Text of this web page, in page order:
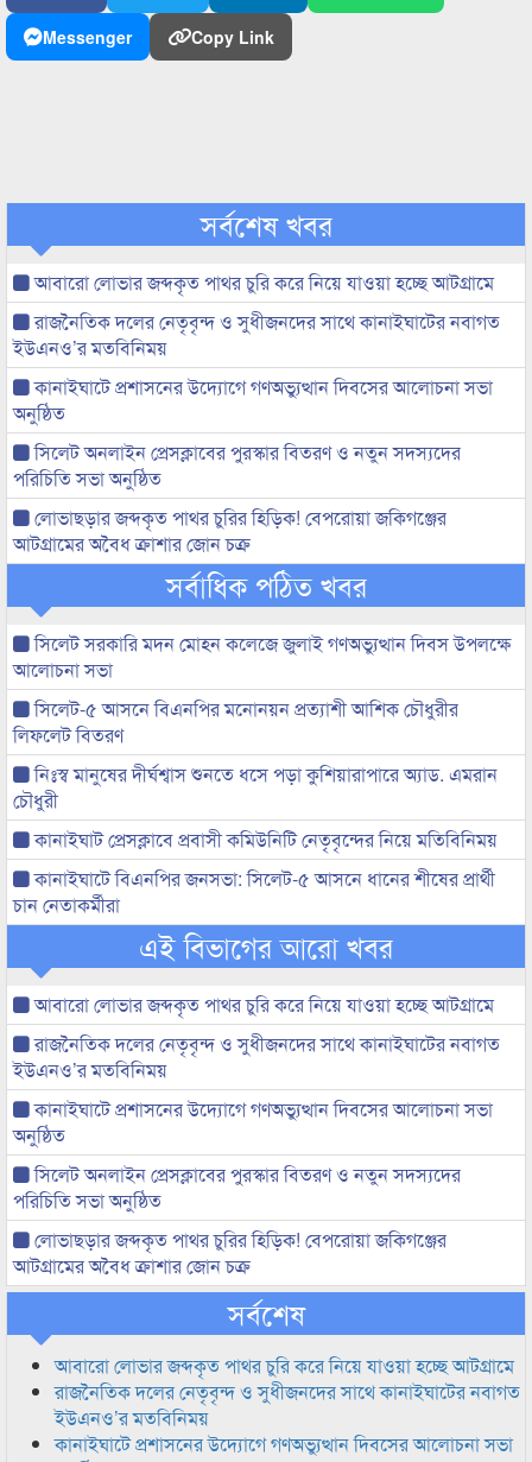
Messenger
Copy Link
সর্বশেষ খবর
আবারো লোভার জব্দকৃত পাথর চুরি করে নিয়ে যাওয়া হচ্ছে আটগ্রামে
রাজনৈতিক দলের নেতৃবৃন্দ ও সুধীজনদের সাথে কানাইঘাটের নবাগত
ইউএনও’র মতবিনিময়
কানাইঘাটে প্রশাসনের উদ্যোগে গণঅভ্যুত্থান দিবসের আলোচনা সভা
অনুষ্ঠিত
সিলেট অনলাইন প্রেসক্লাবের পুরস্কার বিতরণ ও নতুন সদস্যদের
পরিচিতি সভা অনুষ্ঠিত
লোভাছড়ার জব্দকৃত পাথর চুরির হিড়িক! বেপরোয়া জকিগঞ্জের
আটগ্রামের অবৈধ ক্রাশার জোন চক্র
সর্বাধিক পঠিত খবর
সিলেট সরকারি মদন মোহন কলেজে জুলাই গণঅভ্যুত্থান দিবস উপলক্ষে
আলোচনা সভা
সিলেট-৫ আসনে বিএনপির মনোনয়ন প্রত্যাশী আশিক চৌধুরীর
লিফলেট বিতরণ
নিঃস্ব মানুষের দীর্ঘশ্বাস শুনতে ধসে পড়া কুশিয়ারাপারে অ্যাড. এমরান
চৌধুরী
কানাইঘাট প্রেসক্লাবে প্রবাসী কমিউনিটি নেতৃবৃন্দের নিয়ে মতিবিনিময়
কানাইঘাটে বিএনপির জনসভা: সিলেট-৫ আসনে ধানের শীষের প্রার্থী
চান নেতাকর্মীরা
এই বিভাগের আরো খবর
আবারো লোভার জব্দকৃত পাথর চুরি করে নিয়ে যাওয়া হচ্ছে আটগ্রামে
রাজনৈতিক দলের নেতৃবৃন্দ ও সুধীজনদের সাথে কানাইঘাটের নবাগত
ইউএনও’র মতবিনিময়
কানাইঘাটে প্রশাসনের উদ্যোগে গণঅভ্যুত্থান দিবসের আলোচনা সভা
অনুষ্ঠিত
সিলেট অনলাইন প্রেসক্লাবের পুরস্কার বিতরণ ও নতুন সদস্যদের
পরিচিতি সভা অনুষ্ঠিত
লোভাছড়ার জব্দকৃত পাথর চুরির হিড়িক! বেপরোয়া জকিগঞ্জের
আটগ্রামের অবৈধ ক্রাশার জোন চক্র
সর্বশেষ
আবারো লোভার জব্দকৃত পাথর চুরি করে নিয়ে যাওয়া হচ্ছে আটগ্রামে
রাজনৈতিক দলের নেতৃবৃন্দ ও সুধীজনদের সাথে কানাইঘাটের নবাগত
ইউএনও’র মতবিনিময়
কানাইঘাটে প্রশাসনের উদ্যোগে গণঅভ্যুত্থান দিবসের আলোচনা সভা